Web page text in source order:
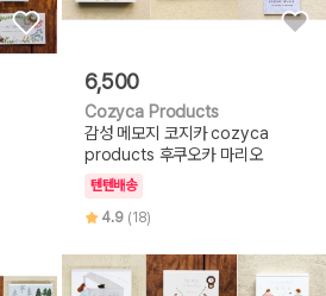
6,500
Cozyca Products
감성 메모지 코지카 cozyca
products 후쿠오카 마리오
텐텐배송
4.9 (18)